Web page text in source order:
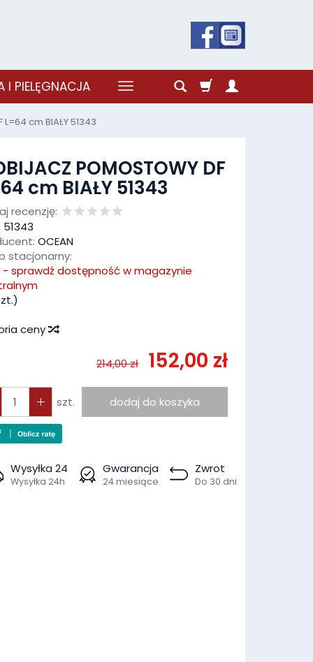
I PIELĘGNACJA
L=64 cm BIAŁY 51343
POMOSTOWY DF
cm BIAŁY 51343
recenzję:
51343
OCEAN
stacjonarny:
- sprawdź dostępność w magazynie
ceny
214,00 zł 152,00 zł
szt. dodaj do koszyka
Wysyłka 24
Wysyłka 24h
Gwarancja
24 miesiące
Zwrot
Do 30 dni